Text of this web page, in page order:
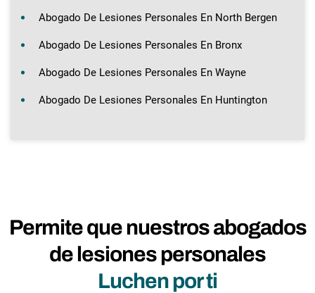
Abogado De Lesiones Personales En North Bergen
Abogado De Lesiones Personales En Bronx
Abogado De Lesiones Personales En Wayne
Abogado De Lesiones Personales En Huntington
Permite que nuestros abogados
de lesiones personales
Luchen por ti